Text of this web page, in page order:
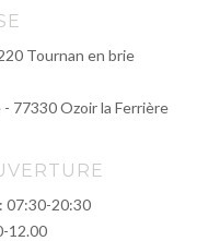
Tournan en brie
77330 Ozoir la Ferrière
07:30-20:30
12.00